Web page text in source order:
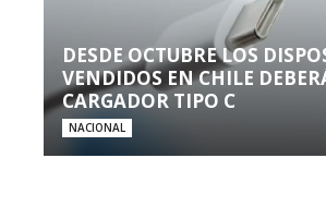
DESDE OCTUBRE LOS
VENDIDOS EN CHILE
CARGADOR TIPO C
NACIONAL